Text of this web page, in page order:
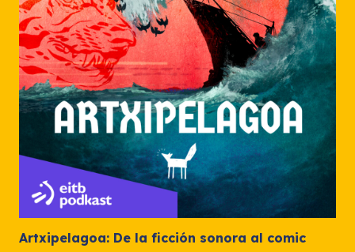
Artxipelagoa: De la ficción sonora al comic